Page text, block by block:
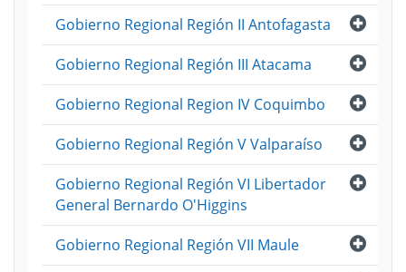
Abrir
Gobierno Regional Región II Antofagasta
Abrir
Gobierno Regional Región III Atacama
Abrir
Gobierno Regional Region IV Coquimbo
Abrir
Gobierno Regional Región V Valparaíso
Abrir
Gobierno Regional Región VI Libertador
General Bernardo O'Higgins
Abrir
Gobierno Regional Región VII Maule